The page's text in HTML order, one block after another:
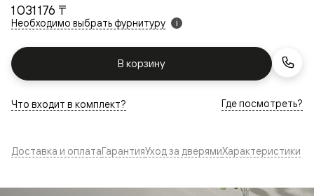
1 031 176 ₸
Необходимо выбрать фурнитуру i
В корзину
Что входит в комплект? Где посмотреть?
Доставка и оплатаГарантияУход за дверямиХарактеристики